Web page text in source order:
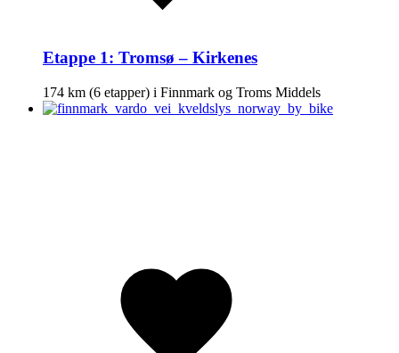
Etappe 1: Tromsø – Kirkenes
174 km (6 etapper) i Finnmark og Troms Middels